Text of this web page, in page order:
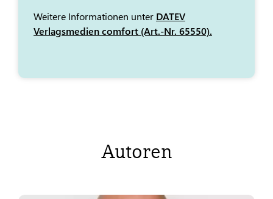
Weitere Informationen unter DATEV
Verlagsmedien comfort (Art.-Nr. 65550).
Autoren